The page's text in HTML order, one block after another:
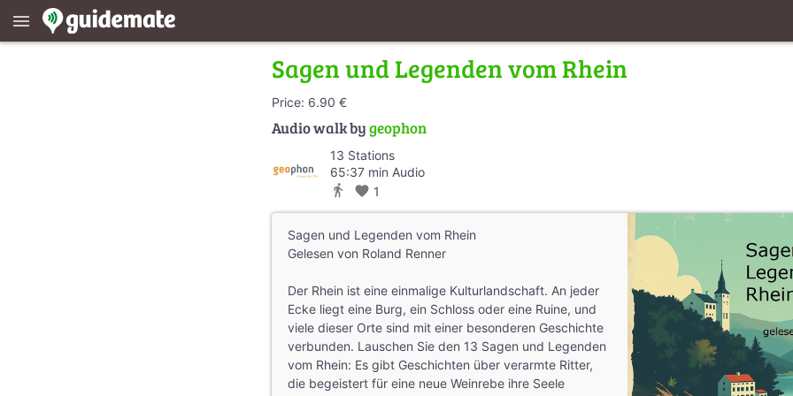
menu
Sagen und Legenden vom Rhein
Price: 6.90 €
Audio walk bygeophon
13 Stations
65:37 min Audio
directions_walk favorite 1
Sagen und Legenden vom Rhein
Gelesen von Roland Renner
Der Rhein ist eine einmalige Kulturlandschaft. An jeder
Ecke liegt eine Burg, ein Schloss oder eine Ruine, und
viele dieser Orte sind mit einer besonderen Geschichte
verbunden. Lauschen Sie den 13 Sagen und Legenden
vom Rhein: Es gibt Geschichten über verarmte Ritter,
die begeistert für eine neue Weinrebe ihre Seele